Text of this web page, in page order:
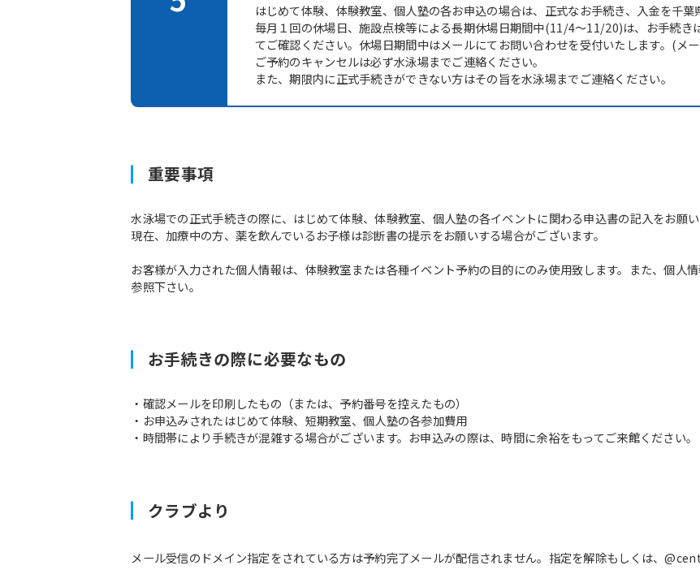
はじめて体験、体験教室、個人塾の各お申込の場合は、正式なお手続き、入金を千葉
毎月１回の休場日、施設点検等による長期休場日期間中(11/4～11/20)は、お手続き
てご確認ください。休場日期間中はメールにてお問い合わせを受付いたします。(
ご予約のキャンセルは必ず水泳場までご連絡ください。
また、期限内に正式手続きができない方はその旨を水泳場までご連絡ください。
重要事項
水泳場での正式手続きの際に、はじめて体験、体験教室、個人塾の各イベントに関わる申込書の記入をお願い
現在、加療中の方、薬を飲んでいるお子様は診断書の提示をお願いする場合がございます。
お客様が入力された個人情報は、体験教室または各種イベント予約の目的にのみ使用致します。また、個人情
参照下さい。
お手続きの際に必要なもの
・確認メールを印刷したもの（または、予約番号を控えたもの）
・お申込みされたはじめて体験、短期教室、個人塾の各参加費用
・時間帯により手続きが混雑する場合がございます。お申込みの際は、時間に余裕をもってご来館ください。
クラブより
メール受信のドメイン指定をされている方は予約完了メールが配信されません。指定を解除もしくは、
For foreigners
the top page.
However, if you use an automatic
translation service, the Japanese
version of this website will be
translated mechanically, so it may